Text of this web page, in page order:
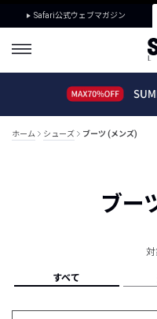
Safari公式ウェブマガジン
ホーム シューズ ブーツ (メンズ)
ブー
対
すべて